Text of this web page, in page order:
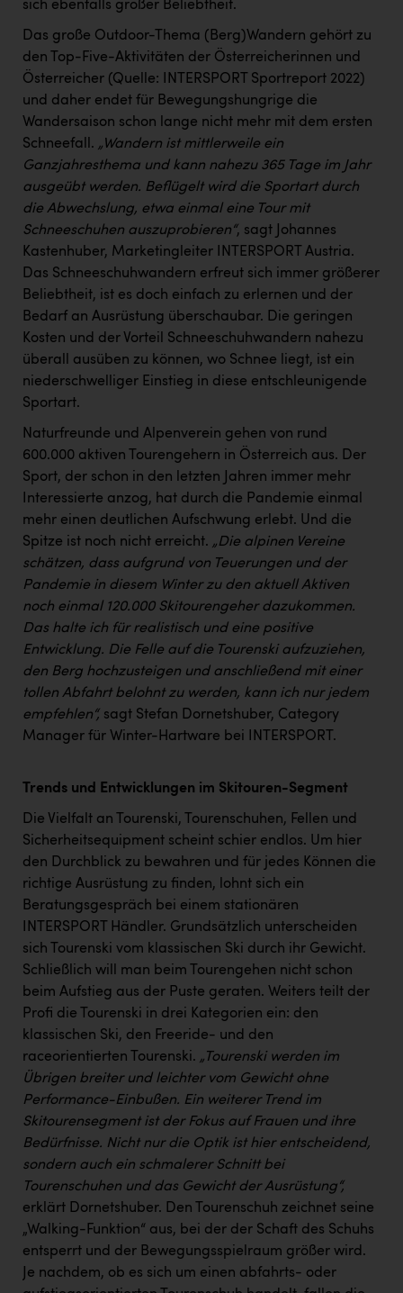
Passage Linz
PÜSPÖK
REMAX
RE/MAX Welcome
Resch&Frisch
RUBBLE MASTER
Ruderclub Wels
SCRI - Salzburg Cancer Research Institute
SCHMACHTL GmbH
Schwingshandl - automation technology gmbh
Seher + Partner
Smurfit Westrock Nettingsdorf
TCL
TGW Logistics
TRAILOMAT & Cycling Austria
VERITAS
Vier Diamanten
Vorlagenportal
Wir besiegen Krebs
Wirtschaftskammer OÖ
ZULuft - Zukunft Luft Austria
z.l.ö.
Österreichisches Hebammengremium
Wirtschaftskammer OÖ Energiehandel
Dopgas
kunden basics
sich ebenfalls großer Beliebtheit.
Das große Outdoor-Thema (Berg)Wandern gehört zu
den Top-Five-Aktivitäten der Österreicherinnen und
Österreicher (Quelle: INTERSPORT Sportreport 2022)
und daher endet für Bewegungshungrige die
Wandersaison schon lange nicht mehr mit dem ersten
Schneefall. „Wandern ist mittlerweile ein
Ganzjahresthema und kann nahezu 365 Tage im Jahr
ausgeübt werden. Beflügelt wird die Sportart durch
die Abwechslung, etwa einmal eine Tour mit
Schneeschuhen auszuprobieren“, sagt Johannes
Kastenhuber, Marketingleiter INTERSPORT Austria.
Das Schneeschuhwandern erfreut sich immer größerer
Beliebtheit, ist es doch einfach zu erlernen und der
Bedarf an Ausrüstung überschaubar. Die geringen
Kosten und der Vorteil Schneeschuhwandern nahezu
überall ausüben zu können, wo Schnee liegt, ist ein
niederschwelliger Einstieg in diese entschleunigende
Sportart.
Naturfreunde und Alpenverein gehen von rund
600.000 aktiven Tourengehern in Österreich aus. Der
Sport, der schon in den letzten Jahren immer mehr
Interessierte anzog, hat durch die Pandemie einmal
mehr einen deutlichen Aufschwung erlebt. Und die
Spitze ist noch nicht erreicht. „Die alpinen Vereine
schätzen, dass aufgrund von Teuerungen und der
Pandemie in diesem Winter zu den aktuell Aktiven
noch einmal 120.000 Skitourengeher dazukommen.
Das halte ich für realistisch und eine positive
Entwicklung. Die Felle auf die Tourenski aufzuziehen,
den Berg hochzusteigen und anschließend mit einer
tollen Abfahrt belohnt zu werden, kann ich nur jedem
empfehlen“, sagt Stefan Dornetshuber, Category
Manager für Winter-Hartware bei INTERSPORT.
Trends und Entwicklungen im Skitouren-Segment
Die Vielfalt an Tourenski, Tourenschuhen, Fellen und
Sicherheitsequipment scheint schier endlos. Um hier
den Durchblick zu bewahren und für jedes Können die
richtige Ausrüstung zu finden, lohnt sich ein
Beratungsgespräch bei einem stationären
INTERSPORT Händler. Grundsätzlich unterscheiden
sich Tourenski vom klassischen Ski durch ihr Gewicht.
Schließlich will man beim Tourengehen nicht schon
beim Aufstieg aus der Puste geraten. Weiters teilt der
Profi die Tourenski in drei Kategorien ein: den
klassischen Ski, den Freeride- und den
raceorientierten Tourenski. „Tourenski werden im
Übrigen breiter und leichter vom Gewicht ohne
Performance-Einbußen. Ein weiterer Trend im
Skitourensegment ist der Fokus auf Frauen und ihre
Bedürfnisse. Nicht nur die Optik ist hier entscheidend,
sondern auch ein schmalerer Schnitt bei
Tourenschuhen und das Gewicht der Ausrüstung“,
erklärt Dornetshuber. Den Tourenschuh zeichnet seine
„Walking-Funktion“ aus, bei der der Schaft des Schuhs
entsperrt und der Bewegungsspielraum größer wird.
Je nachdem, ob es sich um einen abfahrts- oder